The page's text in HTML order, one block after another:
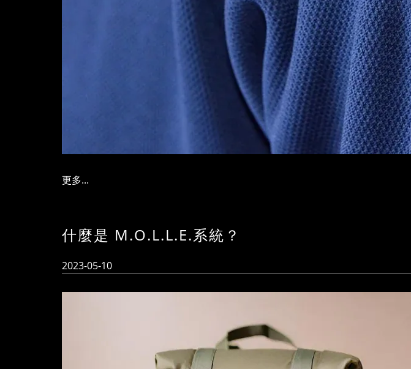
更多...
什麼是 M.O.L.L.E.系統？
2023-05-10